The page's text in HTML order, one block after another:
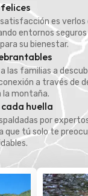
es
entornos
su bienestar.
las familias a
a través de
la montaña.
huella
por
que tú solo te